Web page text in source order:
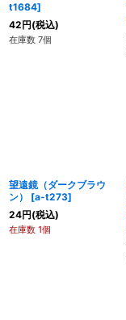
t1684]
42円(税込)
在庫数 7個
望遠鏡（ダークブラウ
ン）
[a-t273]
24円(税込)
在庫数 1個